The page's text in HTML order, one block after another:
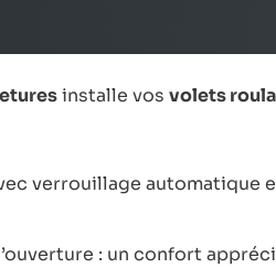
installe vos volets
verrouillage automatique
: un confort